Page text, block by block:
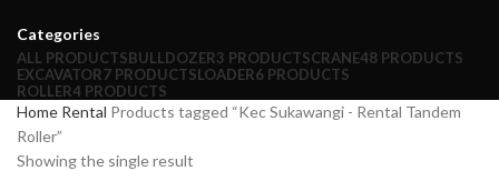
Categories
ALL PRODUCTSBULLDOZER3 PRODUCTSCRANE48 PRODUCTS
EXCAVATOR7 PRODUCTSLOADER6 PRODUCTS
ROLLER4 PRODUCTS
Home Rental Products tagged “Kec Sukawangi - Rental Tandem
Roller”
Showing the single result